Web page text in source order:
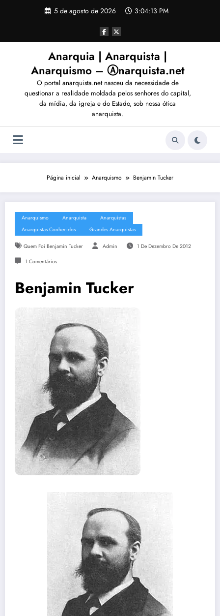
5 de agosto de 2026 3:04:14 PM
Anarquia | Anarquista |
Anarquismo – Ⓐnarquista.net
O portal anarquista.net nasceu da necessidade de
questionar a realidade moldada pelos senhores do capital,
da mídia, da igreja e do Estado, sob nossa ótica
anarquista.
Página inicial Anarquismo Benjamin Tucker
Anarquismo Anarquista
Anarquistas
Anarquistas Conhecidos
Grandes Anarquistas
Quem Foi Benjamin Tucker Admin 1 De Dezembro De 2012
1 Comentários
Benjamin Tucker